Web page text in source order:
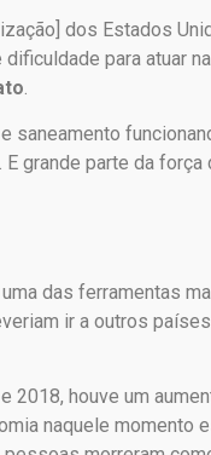
dos Estados
para atuar
.
saneamento
grande parte da
das ferramentas
ir a outros
2018, houve um
naquele momento